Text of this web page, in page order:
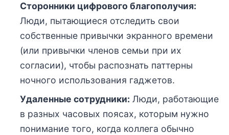
Сторонники цифрового благополучия:
Люди, пытающиеся отследить свои
собственные привычки экранного времени
(или привычки членов семьи при их
согласии), чтобы распознать паттерны
ночного использования гаджетов.
Удаленные сотрудники: Люди, работающие
в разных часовых поясах, которым нужно
понимание того, когда коллега обычно